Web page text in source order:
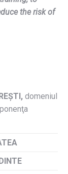
the risk of
domeniul